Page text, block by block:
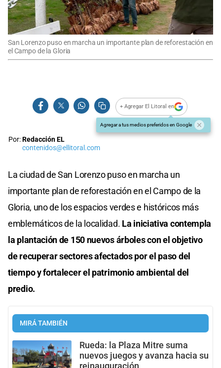
San Lorenzo puso en marcha un importante plan de reforestación en
el Campo de la Gloria
+ Agregar El Litoral en
Agregar a tus medios preferidos en Google
Por:Redacción EL
contenidos@ellitoral.com
La ciudad de San Lorenzo puso en marcha un
importante plan de reforestación en el Campo de la
Gloria, uno de los espacios verdes e históricos más
emblemáticos de la localidad. La iniciativa contempla
la plantación de 150 nuevos árboles con el objetivo
de recuperar sectores afectados por el paso del
tiempo y fortalecer el patrimonio ambiental del
predio.
MIRÁ TAMBIÉN
Rueda: la Plaza Mitre suma
nuevos juegos y avanza hacia su
reinauguración